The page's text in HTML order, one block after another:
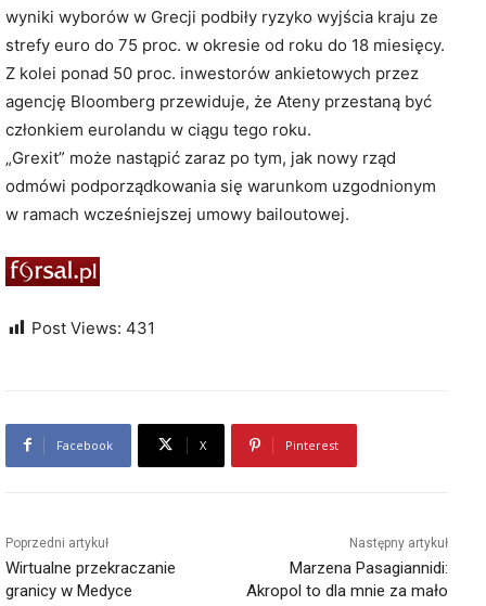
wyniki wyborów w Grecji podbiły ryzyko wyjścia kraju ze
strefy euro do 75 proc. w okresie od roku do 18 miesięcy.
Z kolei ponad 50 proc. inwestorów ankietowych przez
agencję Bloomberg przewiduje, że Ateny przestaną być
członkiem eurolandu w ciągu tego roku.
„Grexit” może nastąpić zaraz po tym, jak nowy rząd
odmówi podporządkowania się warunkom uzgodnionym
w ramach wcześniejszej umowy bailoutowej.
Post Views: 431
Facebook X Pinterest
Poprzedni artykuł
Wirtualne przekraczanie
granicy w Medyce
Następny artykuł
Marzena Pasagiannidi:
Akropol to dla mnie za mało